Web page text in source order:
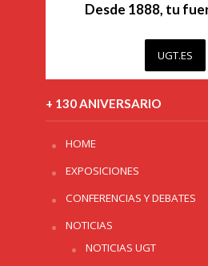
Desde 1888, tu
UGT.ES
+ 130 ANIVERSARIO
HOME
EXPOSICIONES
CONFERENCIAS Y DEBATES
NOTICIAS
NOTICIAS UGT